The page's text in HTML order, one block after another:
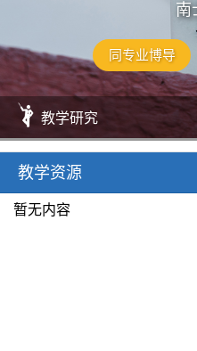
南
同专业博导
教学研究
教学资源
暂无内容